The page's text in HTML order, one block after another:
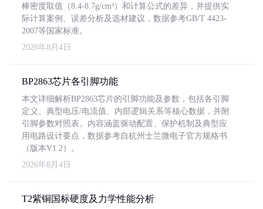
棒密度取值（8.4-8.7g/cm³）和计算公式的差异，并提供实
际计算案例、误差分析及选材建议，数据参考GB/T 4423-
2007等国家标准。
2026年8月4日
BP2863芯片各引脚功能
本文详细解析BP2863芯片的引脚功能及参数，包括各引脚
定义、典型电压/电流值、内部逻辑关系等核心数据，并附
引脚参数对照表。内容涵盖驱动配置、保护机制及典型应
用电路设计要点，数据参考自杭州士兰微电子官方规格书
（版本V1.2）。
2026年8月4日
T2紫铜国标硬度及力学性能分析